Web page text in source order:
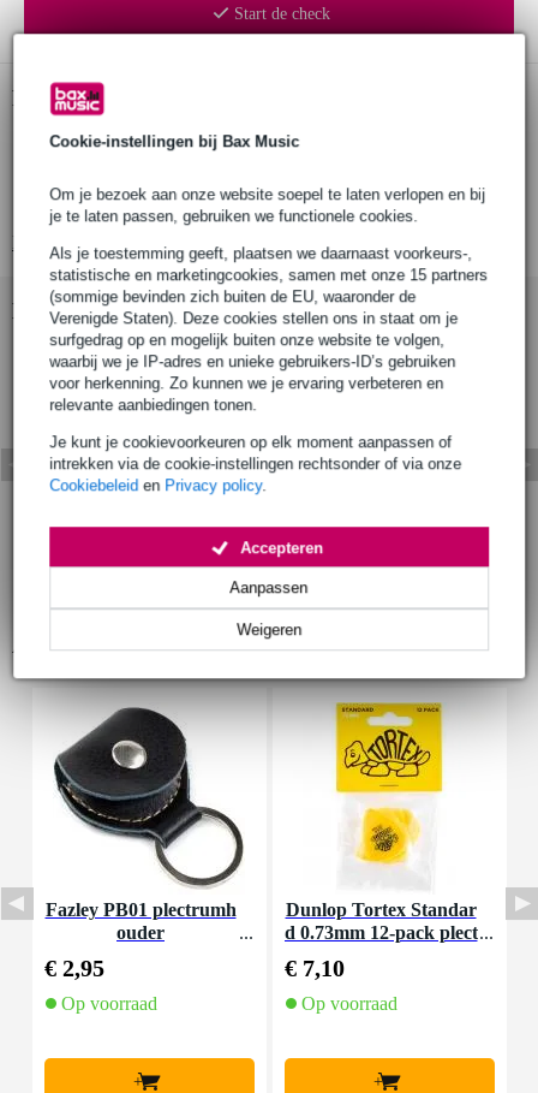
Cookie-instellingen bij Bax Music
Om je bezoek aan onze website soepel te laten verlopen en bij
je te laten passen, gebruiken we functionele cookies.
Als je toestemming geeft, plaatsen we daarnaast voorkeurs-,
statistische en marketingcookies, samen met onze 15 partners
(sommige bevinden zich buiten de EU, waaronder de
Verenigde Staten). Deze cookies stellen ons in staat om je
surfgedrag op en mogelijk buiten onze website te volgen,
waarbij we je IP-adres en unieke gebruikers-ID’s gebruiken
voor herkenning. Zo kunnen we je ervaring verbeteren en
relevante aanbiedingen tonen.
Je kunt je cookievoorkeuren op elk moment aanpassen of
intrekken via de cookie-instellingen rechtsonder of via onze
Cookiebeleid en Privacy policy.
Weigeren
Aanpassen
Accepteren
Start de check
Productinformatie
plectrumset
kleur: zwart
Bekijk alle productspecificaties
Bekijk ook eens (5)
Accessoires (13)
Fazley PB01 plectrumh
ouder
€ 2,95
Op voorraad
+
Dunlop Tortex Standar
d 0.73mm 12-pack plect
€ 7,10
Op voorraad
+